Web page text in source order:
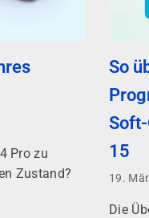
Pro zu
Zustand?
So
Soft-
15
19.
Die